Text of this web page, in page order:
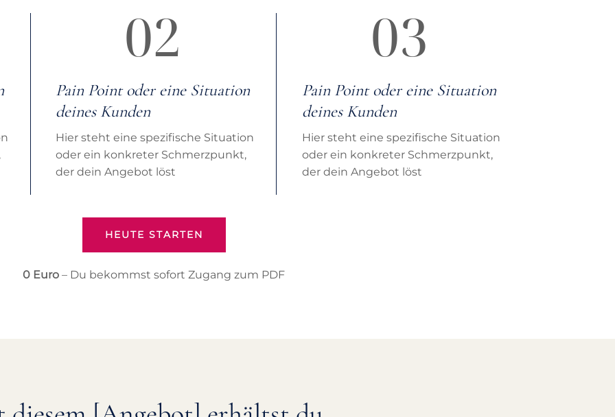
02
Pain Point oder eine Situation
deines Kunden
Hier steht eine spezifische Situation
oder ein konkreter Schmerzpunkt,
der dein Angebot löst
03
Pain Point oder eine Situation
deines Kunden
Hier steht eine spezifische Situation
oder ein konkreter Schmerzpunkt,
der dein Angebot löst
HEUTE STARTEN
0 Euro – Du bekommst sofort Zugang zum PDF